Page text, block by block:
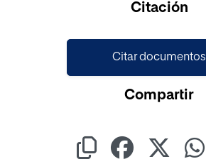
Citación
Citar documentos
Compartir